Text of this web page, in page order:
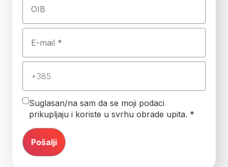
Suglasan/na sam da se moji podaci
prikupljaju i koriste u svrhu obrade upita. *